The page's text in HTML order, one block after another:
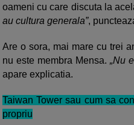
oameni cu care discuta la
au cultura generala”,
Are o sora, mai mare cu trei
nu este membra Mensa. „Nu
apare explicatia.
Taiwan Tower sau cum sa
propriu